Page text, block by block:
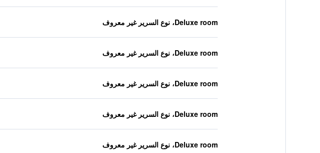
Deluxe room، نوع السرير غير معروف
Deluxe room، نوع السرير غير معروف
Deluxe room، نوع السرير غير معروف
Deluxe room، نوع السرير غير معروف
Deluxe room، نوع السرير غير معروف